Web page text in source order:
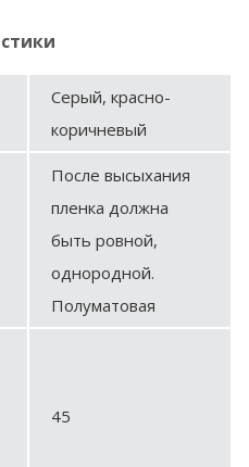
Серый, красно-
коричневый
После высыхания
пленка должна
быть ровной,
однородной.
Полуматовая
45